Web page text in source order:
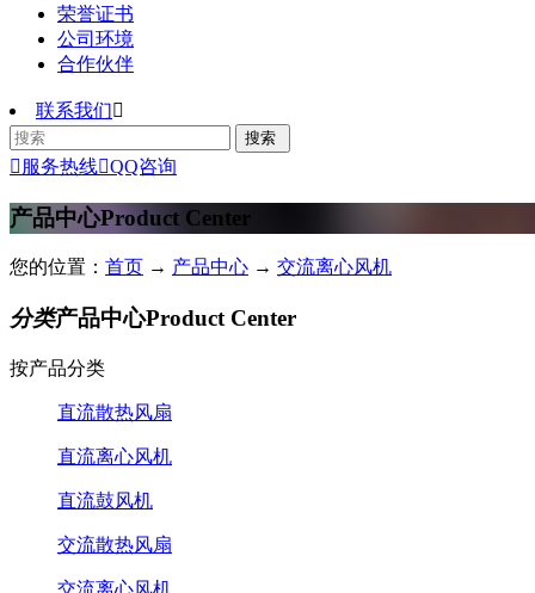
荣誉证书
公司环境
合作伙伴
联系我们
 服务热线QQ咨询
产品中心Product Center
您的位置： 首页 → 产品中心 → 交流离心风机
分类产品中心Product Center
按产品分类
直流散热风扇
直流离心风机
直流鼓风机
交流散热风扇
交流离心风机